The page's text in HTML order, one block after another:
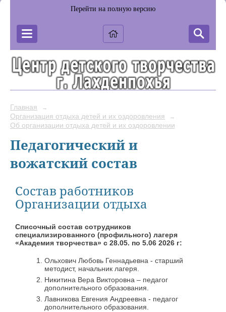
Перейти на полную версию
Главная →
Организация отдыха детей и их оздоровления →
Об организации отдыха детей и их оздоровлении
Педагогический и
вожатский состав
Состав работников
Организации отдыха
Списочный состав сотрудников
специализированного (профильного) лагеря
«Академия творчества» с 28.05. по 5.06 2026 г:
Ольхович Любовь Геннадьевна - старший
методист, начальник лагеря.
Никитина Вера Викторовна – педагог
дополнительного образования.
Лавникова Евгения Андреевна - педагог
дополнительного образования.